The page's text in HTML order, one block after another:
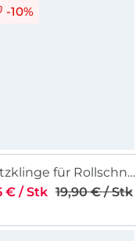
-10%
Ersatzklinge für Rollschneider, Ø 45 mm
€ / Stk 19,90 € / Stk